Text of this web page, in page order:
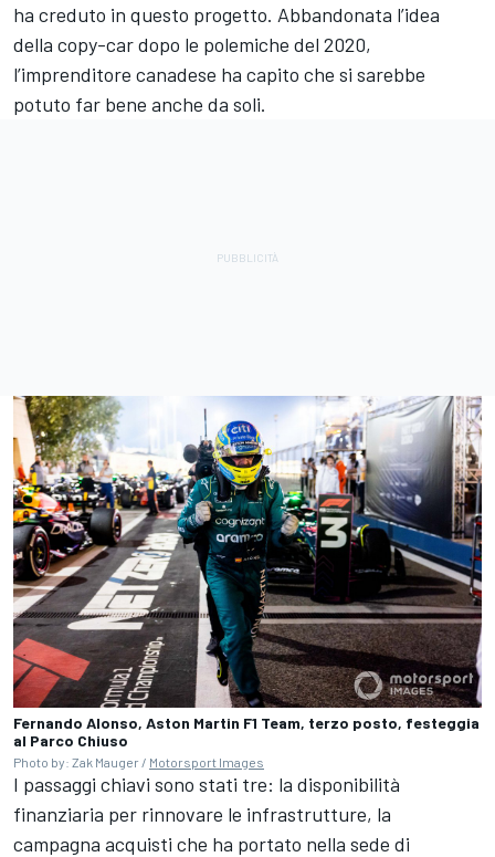
ha creduto in questo progetto. Abbandonata l’idea
della copy-car dopo le polemiche del 2020,
l’imprenditore canadese ha capito che si sarebbe
potuto far bene anche da soli.
Fernando Alonso, Aston Martin F1 Team, terzo posto, festeggia
al Parco Chiuso
Photo by: Zak Mauger / Motorsport Images
I passaggi chiavi sono stati tre: la disponibilità
finanziaria per rinnovare le infrastrutture, la
campagna acquisti che ha portato nella sede di